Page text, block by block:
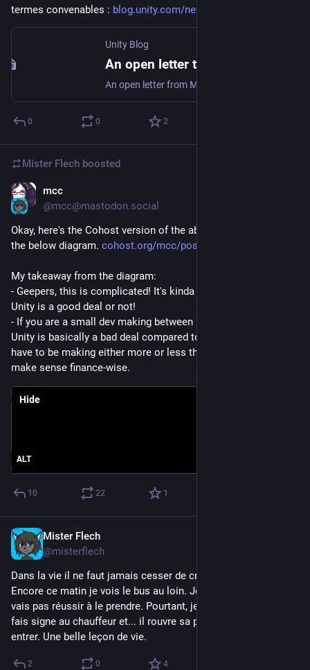
termes convenables : blog.unity.com/news/open-lette
Unity Blog
0 0 2
Mister Flech boosted
mcc
@mcc@mastodon.social
Okay, here's the Cohost version of the above thread, featuring
the below diagram. cohost.org/mcc/post/2935303-un
My takeaway from the diagram:
- Geepers, this is complicated! It's kinda hard to predict now if
Unity is a good deal or not!
- If you are a small dev making between $200k and $2.5M,
Unity is basically a bad deal compared to Unreal now. You
have to be making either more or less than that for Unity to
make sense finance-wise.
ALT
Hide
10 22 1
Mister Flech
@misterflech
Dans la vie il ne faut jamais cesser de croire en ses rêves.
Encore ce matin je vois le bus au loin. Je me dis que je ne
vais pas réussir à le prendre. Pourtant, je cours, je cours, je
fais signe au chauffeur et... il rouvre sa porte et me laisse
entrer. Une belle leçon de vie.
2 0 4